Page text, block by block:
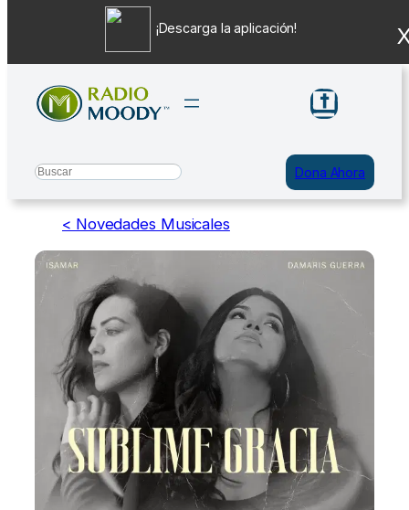
contenido
Search Dona Ahora
< Novedades Musicales
¡Descarga la aplicación!